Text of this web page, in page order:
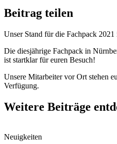
Beitrag teilen
Unser Stand für die Fachpack 2021
Die diesjährige Fachpack in
ist startklar für euren Besuch!
⁣⁣Unsere Mitarbeiter vor Ort stehen
Verfügung.⁣
Weitere Beiträge
Neuigkeiten